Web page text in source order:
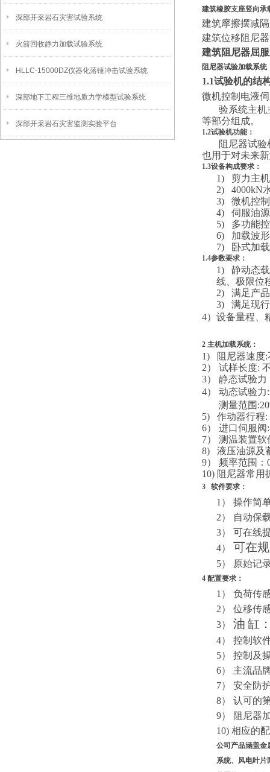
深部开采岩石灾害试验系统
火箭回收静力加载试验系统
HLLC-15000DZ仪器化落锤冲击试验系统
深部地下工程三维地质力学模型试验系统
深部开采岩石灾害监测实验平台
建筑橡胶支座竖向承
建筑摩擦摆减
建筑位移阻尼
建筑阻尼器屈
阻尼器试验加载系统
1.1试验机的结
微机控制电液
验系统主机
等部分组成。
1.2试验机功能：
阻尼器试
也用于对未来
1.3设备构成要求：
1)
剪力主
2)
4000kN
3)
微机控
4)
伺服油
5)
多功能
6)
加载波
7)
卧式加
1.4参数要求：
1)
静动态
线、极限位
2)
满足产品
3)
满足现
4）设备量程、
2 主机加载系统：
1) 阻尼器速度:
2） 试样长度:
3） 静态试验力
4） 动态试验力:
测量范围
5) 作动器行程:
6） 进口伺服阀:
7） 测温装置软
8) 液压油源及
9） 频率范围：
10) 阻尼器常用
3 软件要求：
1）
操作简
2）
自动保
3）
可在线
4）
可在
5） 原始记
4 配置要求：
1）
负荷传
2）
位移传
3）
油 缸
4）
控制软
5）
控制及
6）
主流品
7）
安全防
8）
认可的
9）
阻尼器
10) 相应的
公司产品涵盖金
系统、风电叶片